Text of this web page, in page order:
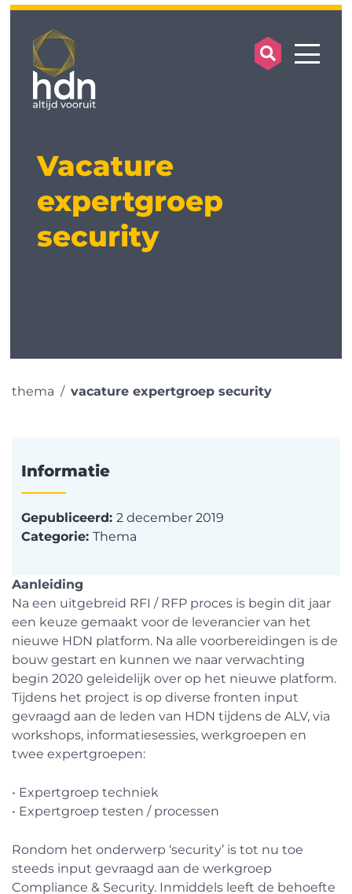
search
Vacature
expertgroep
security
thema vacature expertgroep security
Informatie
Gepubliceerd: 2 december 2019
Categorie: Thema
Aanleiding
Na een uitgebreid RFI / RFP proces is begin dit jaar
een keuze gemaakt voor de leverancier van het
nieuwe HDN platform. Na alle voorbereidingen is de
bouw gestart en kunnen we naar verwachting
begin 2020 geleidelijk over op het nieuwe platform.
Tijdens het project is op diverse fronten input
gevraagd aan de leden van HDN tijdens de ALV, via
workshops, informatiesessies, werkgroepen en
twee expertgroepen:
• Expertgroep techniek
• Expertgroep testen / processen
Rondom het onderwerp ‘security’ is tot nu toe
steeds input gevraagd aan de werkgroep
Compliance & Security. Inmiddels leeft de behoefte